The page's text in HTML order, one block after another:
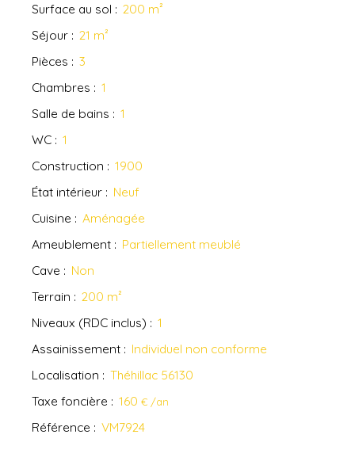
Surface au sol : 200 m²
Séjour : 21 m²
Pièces : 3
Chambres : 1
Salle de bains : 1
WC : 1
Construction : 1900
État intérieur : Neuf
Cuisine : Aménagée
Ameublement : Partiellement meublé
Cave : Non
Terrain : 200 m²
Niveaux (RDC inclus) : 1
Assainissement : Individuel non conforme
Localisation : Théhillac 56130
Taxe foncière : 160 € /an
Référence : VM7924